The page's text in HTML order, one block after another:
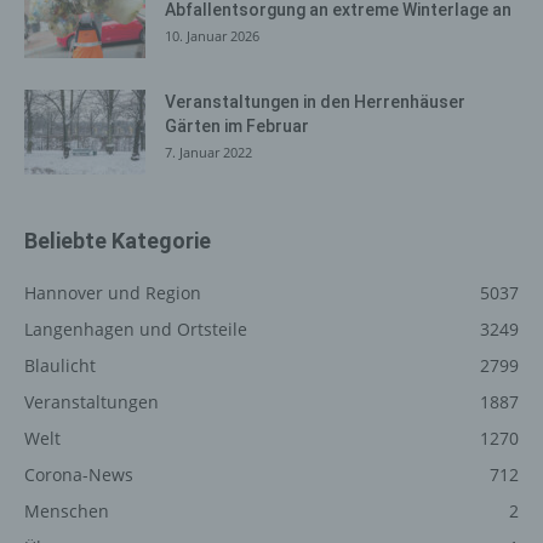
Abfallentsorgung an extreme Winterlage an
10. Januar 2026
Veranstaltungen in den Herrenhäuser
Gärten im Februar
7. Januar 2022
Beliebte Kategorie
Hannover und Region
5037
Langenhagen und Ortsteile
3249
Blaulicht
2799
Veranstaltungen
1887
Welt
1270
Corona-News
712
Menschen
2
Cookies verwendet, muss beispielsweise nicht bei jedem
Besuch der Internetseite erneut seine Zugangsdaten
eingeben, weil dies von der Internetseite und dem auf
dem Computersystem des Benutzers abgelegten Cookie
übernommen wird. Ein weiteres Beispiel ist das Cookie
eines Warenkorbes im Online-Shop. Der Online-Shop
merkt sich die Artikel, die ein Kunde in den virtuellen
Die betroffene Person kann die Setzung von Cookies
durch unsere Internetseite jederzeit mittels einer
entsprechenden Einstellung des genutzten
Cookies dauerhaft widersprechen. Ferner können
bereits gesetzte Cookies jederzeit über einen
Internetbrowser oder andere Softwareprogramme
gelöscht werden. Dies ist in allen gängigen
Internetbrowsern möglich. Deaktiviert die betroffene
Person die Setzung von Cookies in dem genutzten
Funktionen unserer Internetseite vollumfänglich nutzbar.